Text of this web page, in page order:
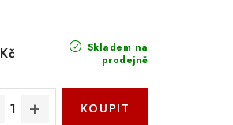
Skladem na
prodejně